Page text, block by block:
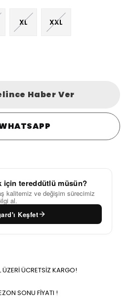
XL XXL
Haber Ver
için tereddütlü müsün?
kalitemiz ve değişim sürecimiz
al.
Keşfet
ÜCRETSİZ KARGO!
SONU FİYATI !